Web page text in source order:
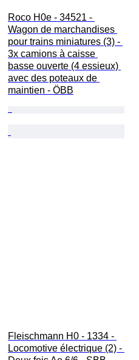
Roco H0e - 34521 -
Wagon de marchandises
pour trains miniatures (3) -
3x camions à caisse
basse ouverte (4 essieux)
avec des poteaux de
maintien - ÖBB
Fleischmann H0 - 1334 -
Locomotive électrique (2) -